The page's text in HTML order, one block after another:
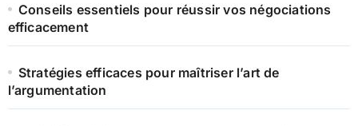
Conseils essentiels pour réussir vos négociations
efficacement
Stratégies efficaces pour maîtriser l’art de
l’argumentation